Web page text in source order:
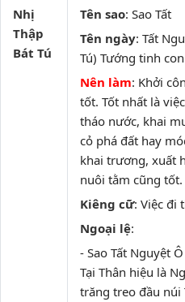
Nhị
Thập
Bát Tú
Tên sao: Sao Tất
Tên ngày: Tất
Tú) Tướng tinh
Nên làm: Khởi
tốt. Tốt nhất là
tháo nước, khai
cỏ phá đất hay
khai trương, xuất
nuôi tằm cũng tốt.
Kiêng cữ: Việc đi
Ngoại lệ:
- Sao Tất Nguyệt
Tại Thân hiệu là
trăng treo đầu núi